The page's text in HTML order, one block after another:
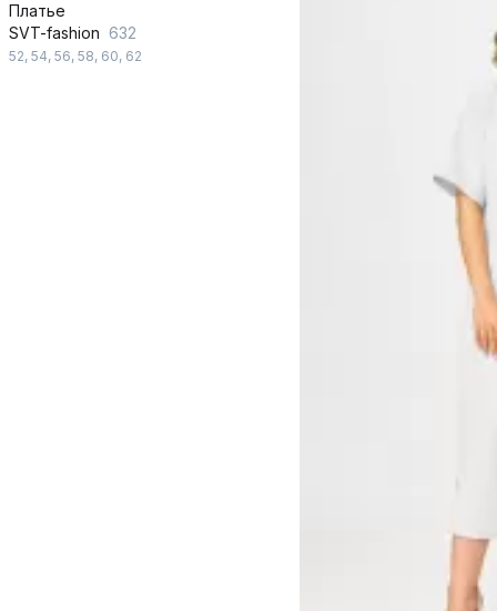
Платье
SVT-fashion 632
52, 54, 56, 58, 60, 62